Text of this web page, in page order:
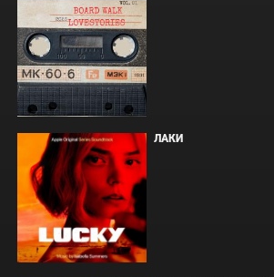
ЛАКИ